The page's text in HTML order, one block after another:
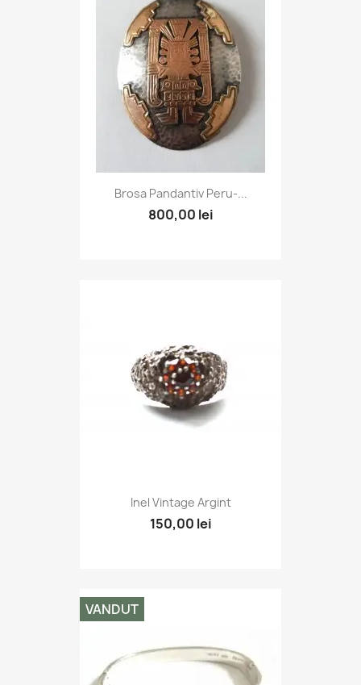
Brosa Pandantiv Peru-...
800,00 lei
Inel Vintage Argint
150,00 lei
VANDUT